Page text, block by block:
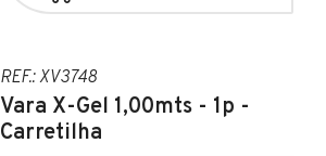
REF.: XV3748
Vara X-Gel 1,00mts - 1p -
Carretilha